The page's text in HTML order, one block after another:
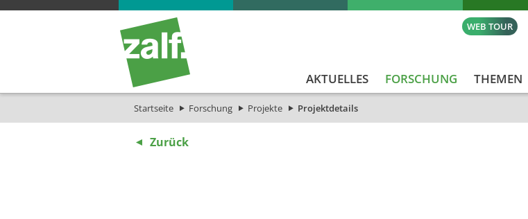
WEB TOUR
AKTUELLES FORSCHUNG THEMEN
Startseite Forschung Projekte Projektdetails
Zurück